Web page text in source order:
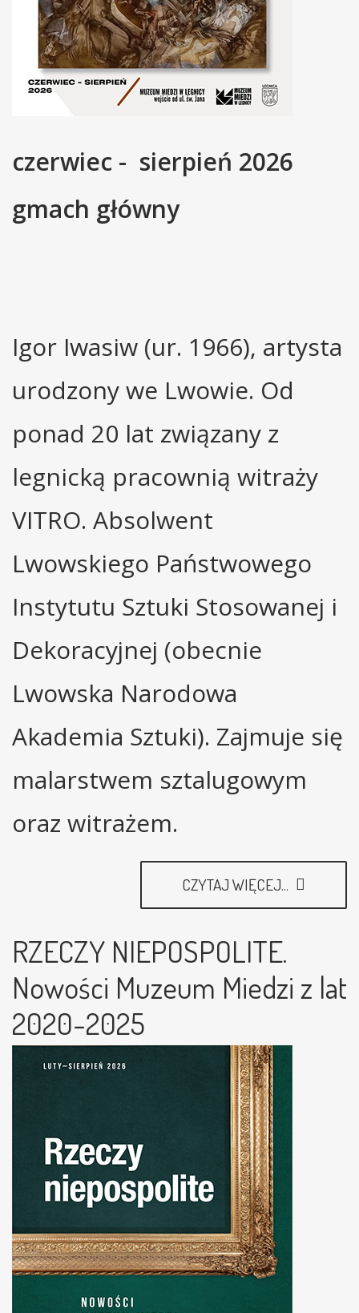
czerwiec - sierpień 2026
gmach główny
Igor Iwasiw (ur. 1966), artysta
urodzony we Lwowie. Od
ponad 20 lat związany z
legnicką pracownią witraży
VITRO. Absolwent
Lwowskiego Państwowego
Instytutu Sztuki Stosowanej i
Dekoracyjnej (obecnie
Lwowska Narodowa
Akademia Sztuki). Zajmuje się
malarstwem sztalugowym
oraz witrażem.
CZYTAJ WIĘCEJ...
RZECZY NIEPOSPOLITE.
Nowości Muzeum Miedzi z lat
2020-2025